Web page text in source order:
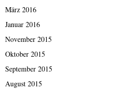
März 2016
Januar 2016
November 2015
Oktober 2015
September 2015
August 2015